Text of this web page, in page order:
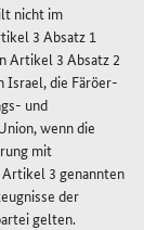
nicht im
3 Absatz 1
Artikel 3 Absatz 2
Israel, die Färöer-
und
wenn die
mit
3 genannten
der
gelten.